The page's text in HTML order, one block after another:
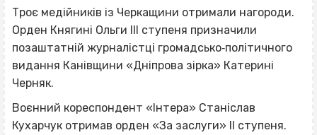
Троє медійників із Черкащини отримали нагороди.
Орден Княгині Ольги ІІІ ступеня призначили
позаштатній журналістці громадсько‐політичного
видання Канівщини «Дніпрова зірка» Катерині
Черняк.
Воєнний кореспондент «Інтера» Станіслав
Кухарчук отримав орден «За заслуги» ІІ ступеня.